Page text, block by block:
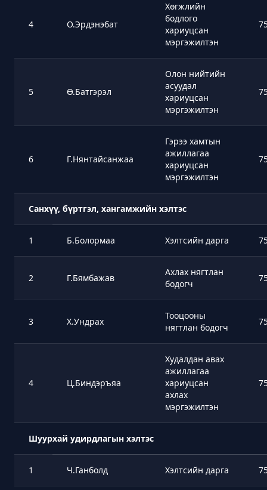
4 О.Эрдэнэбат
Хөгжлийн
бодлого
хариуцсан
мэргэжилтэн
5 Ө.Батгэрэл
Олон нийтийн
асуудал
хариуцсан
мэргэжилтэн
6 Г.Нянтайсанжаа
Гэрээ хамтын
ажиллагаа
хариуцсан
мэргэжилтэн
Санхүү, бүртгэл, хангамжийн хэлтэс
1 Б.Болормаа Хэлтсийн дарга
2 Г.Бямбажав
Ахлах нягтлан
бодогч
3 Х.Ундрах
Тооцооны
нягтлан бодогч
4 Ц.Биндэръяа
Худалдан авах
ажиллагаа
хариуцсан
ахлах
мэргэжилтэн
Шуурхай удирдлагын хэлтэс
1 Ч.Ганболд Хэлтсийн дарга